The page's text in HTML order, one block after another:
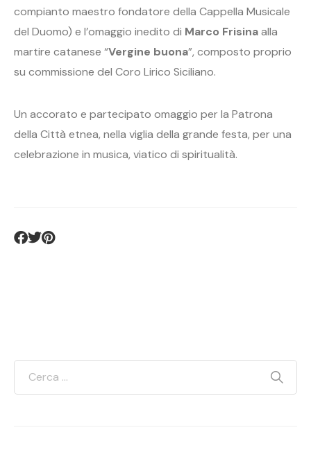
compianto maestro fondatore della Cappella Musicale
del Duomo) e l’omaggio inedito di Marco Frisinaalla
martire catanese “Vergine buona”, composto proprio
su commissione del Coro Lirico Siciliano.
Un accorato e partecipato omaggio per la Patrona
della Città etnea, nella viglia della grande festa, per una
celebrazione in musica, viatico di spiritualità.